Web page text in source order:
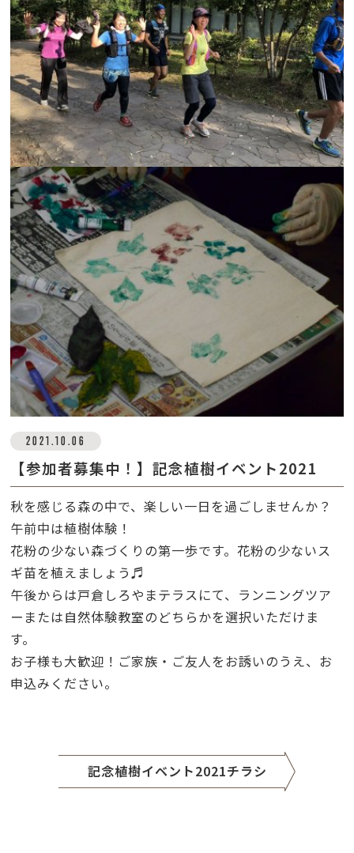
2021.10.06
【参加者募集中！】記念植樹イベント2021
秋を感じる森の中で、楽しい一日を過ごしませんか？
午前中は植樹体験！
花粉の少ない森づくりの第一歩です。花粉の少ないス
ギ苗を植えましょう♬
午後からは戸倉しろやまテラスにて、ランニングツア
ーまたは自然体験教室のどちらかを選択いただけ ま
す。
お子様も大歓迎！ご家族・ご友人をお誘いのうえ、お
申込みください。
記念植樹イベント2021チラシ